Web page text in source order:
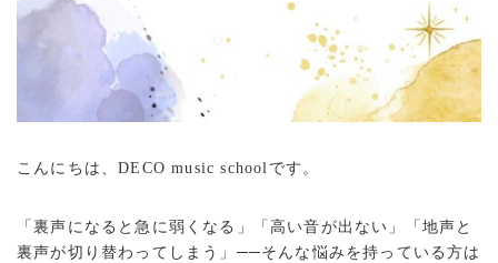
こんにちは、DECO music schoolです。
「裏声になると急に弱くなる」「高い音が出ない」「地声と
裏声が切り替わってしまう」──そんな悩みを持っている方は